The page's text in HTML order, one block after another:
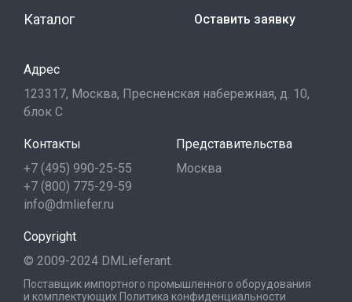
Каталог Оставить заявку
Адрес
123317, Москва, Пресненская набережная, д. 10,
блок С
Контакты
+7 (495) 990-25-55
+7 (800) 775-29-59
info@dmliefer.ru
Представительства
Москва
Copyright
© 2009-2024 DMLieferant.
Поставщик импортного промышленного оборудования
и комплектующих Политика конфиденциальности